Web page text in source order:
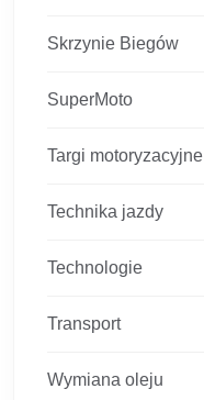
Skrzynie Biegów
SuperMoto
Targi motoryzacyjne
Technika jazdy
Technologie
Transport
Wymiana oleju